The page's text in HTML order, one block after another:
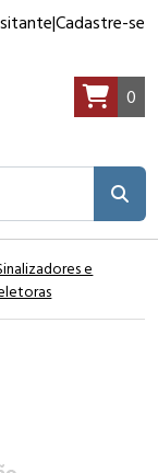
|Cadastre-se
0
e